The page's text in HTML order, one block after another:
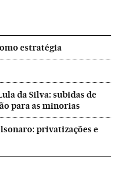
estratégia
da Silva: subidas de
para as minorias
privatizações e